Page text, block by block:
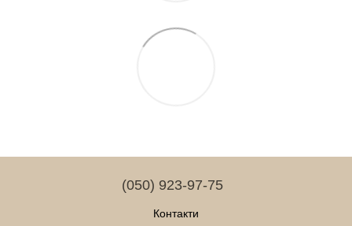
(050) 923-97-75
Контакти